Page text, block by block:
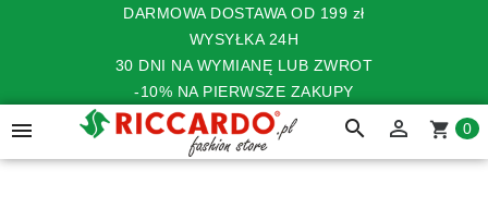
DARMOWA DOSTAWA OD 199 zł
WYSYŁKA 24H
30 DNI NA WYMIANĘ LUB ZWROT
-10% NA PIERWSZE ZAKUPY
 search  shopping_cart 0